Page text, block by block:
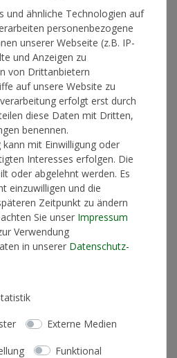
den Warenkorb
und ähnliche Technologien auf
personenbezogene
unserer Webseite (z.B. IP-
und Anzeigen zu
von Drittanbietern
auf unsere Website zu
erfolgt erst durch
diese Daten mit Dritten,
benennen.
mit Einwilligung oder
Interesses erfolgen. Die
oder abgelehnt werden. Es
einzuwilligen und die
Zeitpunkt zu ändern
Sie unser Impressum
Verwendung
in unserer Daten­schutz­
Externe Medien
Funktional